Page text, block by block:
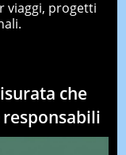
viaggi, progetti
che